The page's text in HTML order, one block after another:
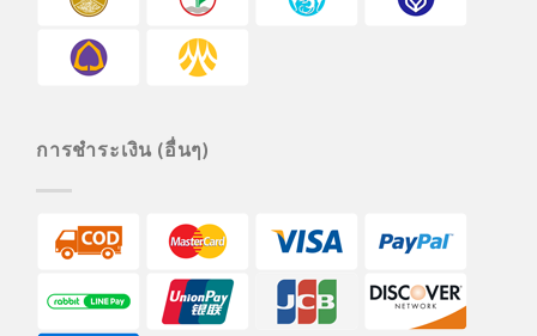
การชำระเงิน (อื่นๆ)